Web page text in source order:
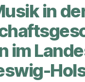
in
im